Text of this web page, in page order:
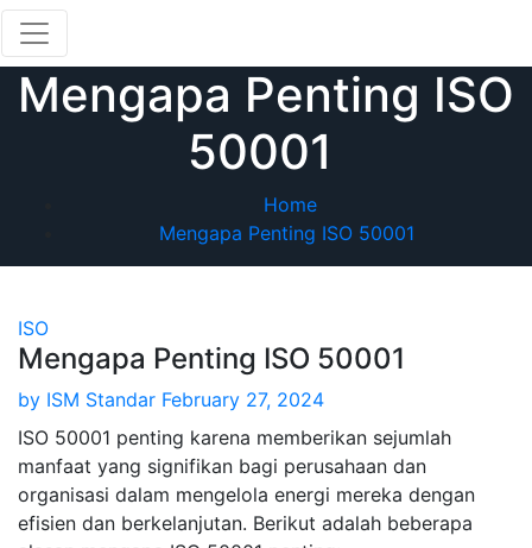
Skip
content
Mengapa Penting ISO
50001
Home
Mengapa Penting ISO 50001
ISO
Mengapa Penting ISO 50001
by ISM Standar February 27, 2024
ISO 50001 penting karena memberikan sejumlah
manfaat yang signifikan bagi perusahaan dan
organisasi dalam mengelola energi mereka dengan
efisien dan berkelanjutan. Berikut adalah beberapa